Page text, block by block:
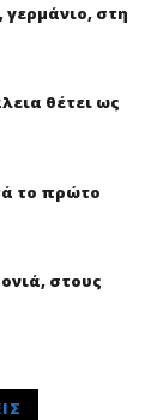
στη
θέτει ως
το πρώτο
στους